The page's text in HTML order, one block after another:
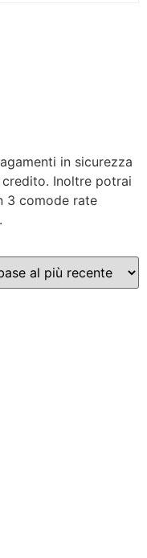
in sicurezza
Inoltre potrai
3 comode rate